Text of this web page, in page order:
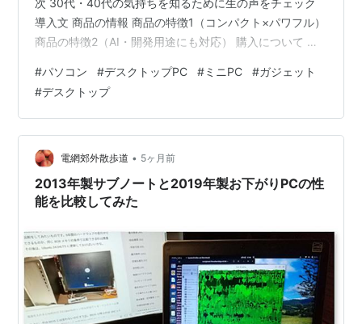
導入文 商品の情報 商品の特徴1（コンパクト×パワフル）
商品の特徴2（AI・開発用途にも対応） 購入について ま
ク 「デスクをもっと広く使いたい」「ノートPCだと性能
が足りないけど、大きなデスクトップは置けない」「在
宅ワークや副業で快適な環境を作りたい」 こうした声
は、30代・40代のビジネスパーソンやエンジニア層から
多く聞かれます。 特に最近では、・在宅勤務の増加・副
業・開発環境の…
#パソコン #デスクトップPC #ミニPC #ガジェット
#デスクトップ
電網郊外散歩道 • 5ヶ月前
2013年製サブノートと2019年製お下がりPCの性
能を比較してみた